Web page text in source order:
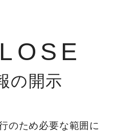
の開示
のため必要な範囲に